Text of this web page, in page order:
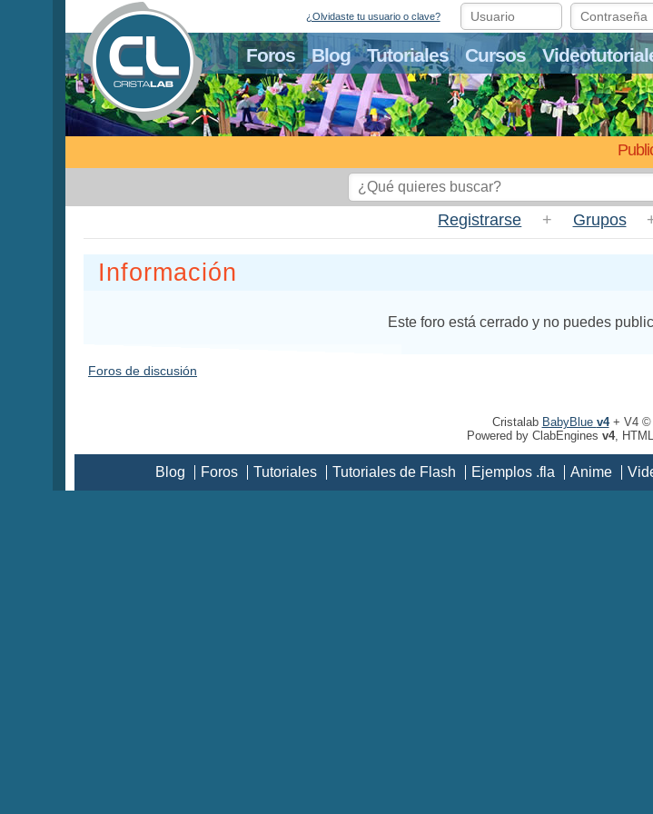
Foros Blog Tutoriales Cursos
¿Olvidaste tu usuario o clave?
Registrarse + Grupos
Información
Este foro está cerrado y no puedes
Foros de discusión
Cristalab BabyBlue v4+ V4 ©
Powered by ClabEngines v4,
Blog Foros Tutoriales Tutoriales de Flash Ejemplos .fla Anime